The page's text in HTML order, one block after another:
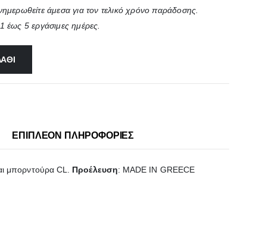
άμεσα για τον τελικό χρόνο παράδοσης.
έως 5 εργάσιμες ημέρες.
ΕΠΙΠΛΈΟΝ ΠΛΗΡΟΦΟΡΊΕΣ
μπορντούρα CL. Προέλευση: MADE IN GREECE